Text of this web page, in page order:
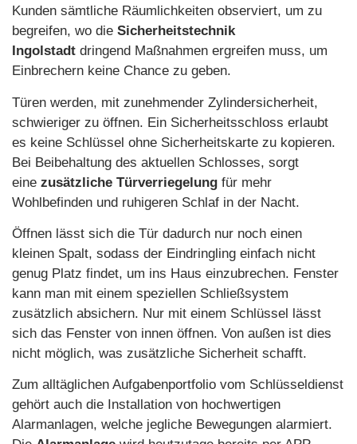
Kunden sämtliche Räumlichkeiten observiert, um zu
begreifen, wo die Sicherheitstechnik
Ingolstadt dringend Maßnahmen ergreifen muss, um
Einbrechern keine Chance zu geben.
Türen werden, mit zunehmender Zylindersicherheit,
schwieriger zu öffnen. Ein Sicherheitsschloss erlaubt
es keine Schlüssel ohne Sicherheitskarte zu kopieren.
Bei Beibehaltung des aktuellen Schlosses, sorgt
eine zusätzliche Türverriegelung für mehr
Wohlbefinden und ruhigeren Schlaf in der Nacht.
Öffnen lässt sich die Tür dadurch nur noch einen
kleinen Spalt, sodass der Eindringling einfach nicht
genug Platz findet, um ins Haus einzubrechen. Fenster
kann man mit einem speziellen Schließsystem
zusätzlich absichern. Nur mit einem Schlüssel lässt
sich das Fenster von innen öffnen. Von außen ist dies
nicht möglich, was zusätzliche Sicherheit schafft.
Zum alltäglichen Aufgabenportfolio vom Schlüsseldienst
gehört auch die Installation von hochwertigen
Alarmanlagen, welche jegliche Bewegungen alarmiert.